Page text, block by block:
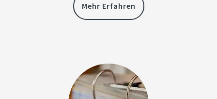
Mehr Erfahren